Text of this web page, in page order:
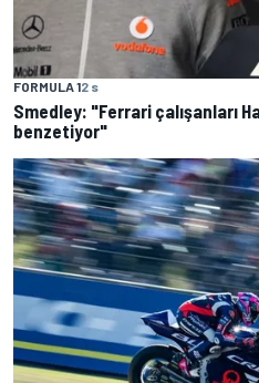
FORMULA 12 s
Smedley: "Ferrari çalışanları
benzetiyor"